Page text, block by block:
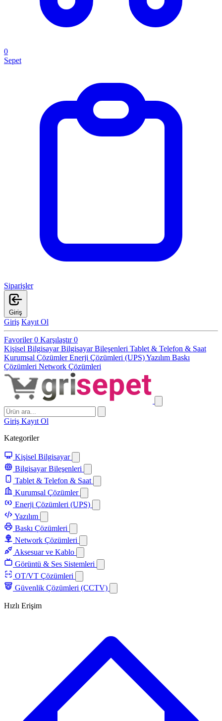
0
Sepet
Siparişler
Giriş
Giriş Kayıt Ol
Favoriler0 Karşılaştır0
Kişisel BilgisayarBilgisayar Bileşenleri Tablet & Telefon & Saat
Kurumsal ÇözümlerEnerji Çözümleri (UPS)Yazılım Baskı
Çözümleri Network Çözümleri
Giriş Kayıt Ol
Kategoriler
Kişisel Bilgisayar
Bilgisayar Bileşenleri
Tablet & Telefon & Saat
Kurumsal Çözümler
Enerji Çözümleri (UPS)
Yazılım
Baskı Çözümleri
Network Çözümleri
Aksesuar ve Kablo
Görüntü & Ses Sistemleri
OT/VT Çözümleri
Güvenlik Çözümleri (CCTV)
Hızlı Erişim